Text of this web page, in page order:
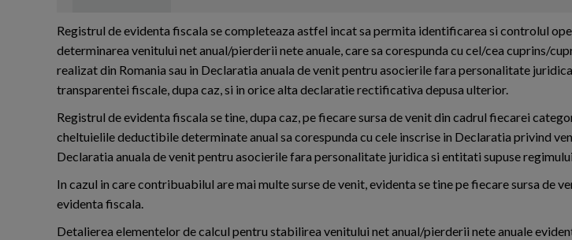
Registrul de evidenta fiscala se completeaza astfel incat sa permita identificarea si controlul
determinarea venitului net anual/pierderii nete anuale, care sa corespunda cu cel/cea cuprins/
realizat din Romania sau in Declaratia anuala de venit pentru asocierile fara personalitate
transparentei fiscale, dupa caz, si in orice alta declaratie rectificativa depusa ulterior.
Registrul de evidenta fiscala se tine, dupa caz, pe fiecare sursa de venit din cadrul fiecarei
cheltuielile deductibile determinate anual sa corespunda cu cele inscrise in Declaratia privind
Declaratia anuala de venit pentru asocierile fara personalitate juridica si entitati supuse
In cazul in care contribuabilul are mai multe surse de venit, evidenta se tine pe fiecare sursa de
evidenta fiscala.
Detalierea elementelor de calcul pentru stabilirea venitului net anual/pierderii nete anuale